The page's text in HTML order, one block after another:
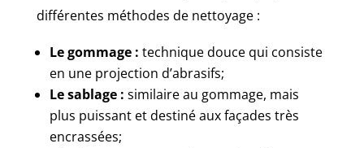
différentes méthodes de nettoyage :
Le gommage : technique douce qui consiste
en une projection d’abrasifs;
Le sablage : similaire au gommage, mais
plus puissant et destiné aux façades très
encrassées;